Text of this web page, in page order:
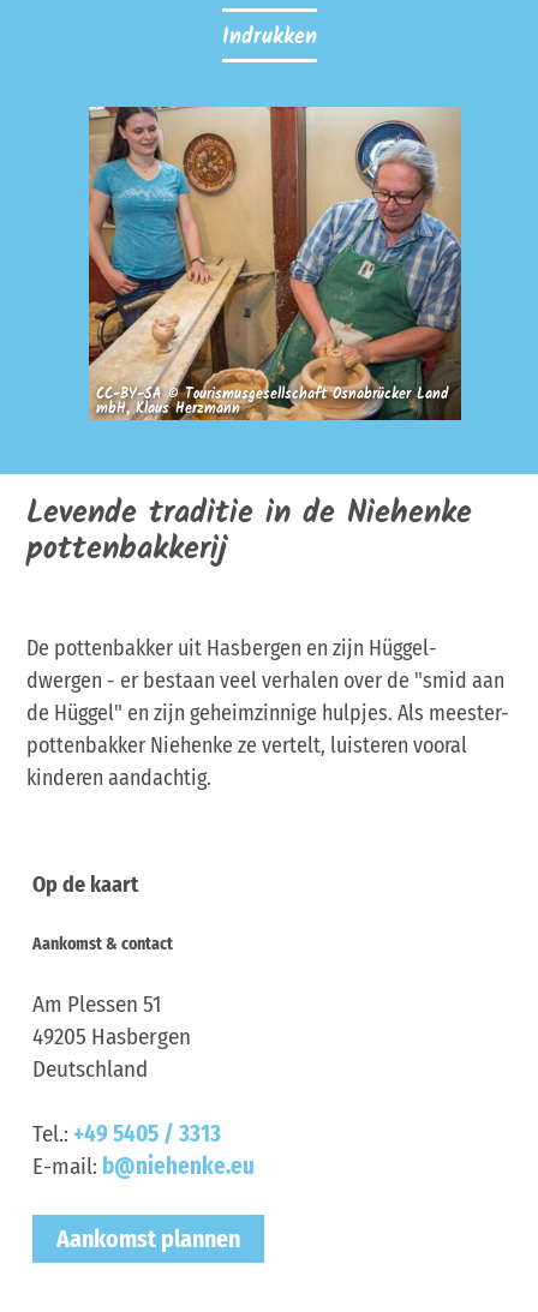
Indrukken
CC-BY-SA © Tourismusgesellschaft Osnabrücker Land
mbH, Klaus Herzmann
Levende traditie in de Niehenke
pottenbakkerij
De pottenbakker uit Hasbergen en zijn Hüggel-
dwergen - er bestaan veel verhalen over de "smid aan
de Hüggel" en zijn geheimzinnige hulpjes. Als meester-
pottenbakker Niehenke ze vertelt, luisteren vooral
kinderen aandachtig.
Op de kaart
Aankomst & contact
Am Plessen 51
49205 Hasbergen
Deutschland
Tel.: +49 5405 / 3313
E-mail: b@niehenke.eu
Aankomst plannen